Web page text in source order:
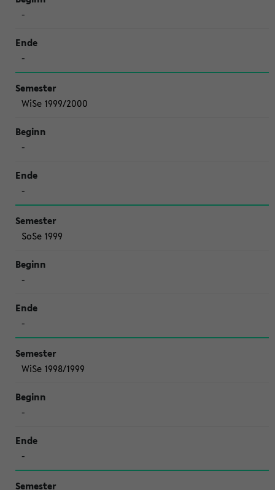
-
-
WiSe 1999/2000
-
-
SoSe 1999
-
-
WiSe 1998/1999
-
-